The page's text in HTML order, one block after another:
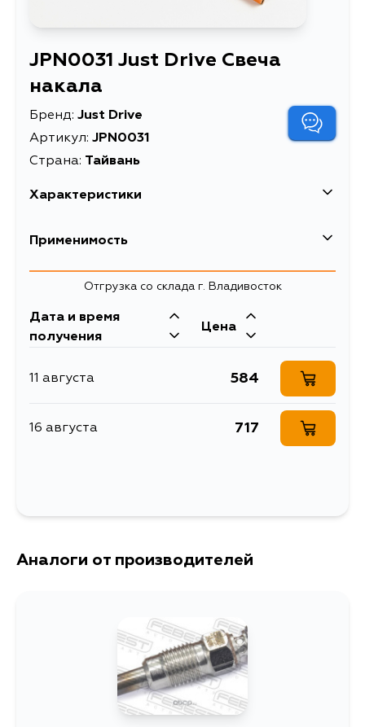
JPN0031 Just Drive Свеча
накала
Бренд: Just Drive
Артикул: JPN0031
Страна: Тайвань
Характеристики
Описание
Применимость
Отгрузка со склада г. Владивосток
Дата и время
получения
Цена
11 августа 584
16 августа 717
Аналоги от производителей